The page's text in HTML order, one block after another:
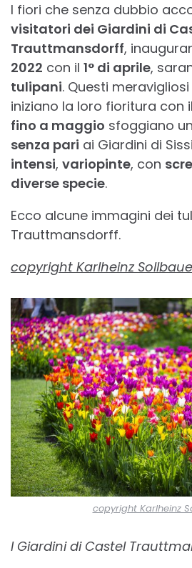
I fiori che senza dubbio
visitatori dei Giardini di
Trauttmansdorff,
2022 con il 1° di aprile,
tulipani. Questi
iniziano la loro fioritura con il
fino a maggio sfoggiano
senza pari ai Giardini di
intensi, variopinte, con
diverse specie.
Ecco alcune immagini dei
Trauttmansdorff.
copyright Karlheinz
copyright Karlheinz
I Giardini di Castel